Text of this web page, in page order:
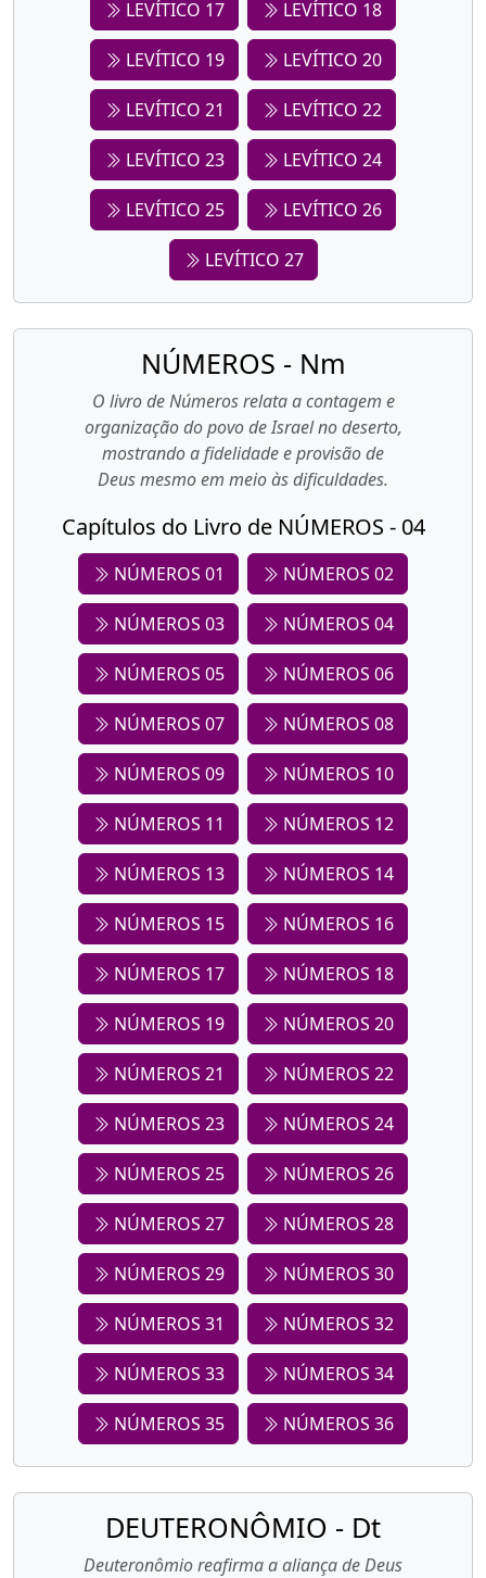
LEVÍTICO 17 LEVÍTICO 18
LEVÍTICO 19 LEVÍTICO 20
LEVÍTICO 21 LEVÍTICO 22
LEVÍTICO 23 LEVÍTICO 24
LEVÍTICO 25 LEVÍTICO 26
LEVÍTICO 27
NÚMEROS - Nm
O livro de Números relata a contagem e
organização do povo de Israel no deserto,
mostrando a fidelidade e provisão de
Deus mesmo em meio às dificuldades.
Capítulos do Livro de NÚMEROS - 04
NÚMEROS 01 NÚMEROS 02
NÚMEROS 03 NÚMEROS 04
NÚMEROS 05 NÚMEROS 06
NÚMEROS 07 NÚMEROS 08
NÚMEROS 09 NÚMEROS 10
NÚMEROS 11 NÚMEROS 12
NÚMEROS 13 NÚMEROS 14
NÚMEROS 15 NÚMEROS 16
NÚMEROS 17 NÚMEROS 18
NÚMEROS 19 NÚMEROS 20
NÚMEROS 21 NÚMEROS 22
NÚMEROS 23 NÚMEROS 24
NÚMEROS 25 NÚMEROS 26
NÚMEROS 27 NÚMEROS 28
NÚMEROS 29 NÚMEROS 30
NÚMEROS 31 NÚMEROS 32
NÚMEROS 33 NÚMEROS 34
NÚMEROS 35 NÚMEROS 36
DEUTERONÔMIO - Dt
Deuteronômio reafirma a aliança de Deus